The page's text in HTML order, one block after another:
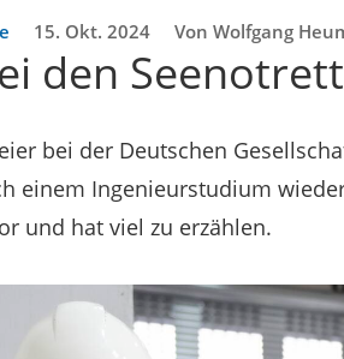
15. Okt. 2024 Von Wolfgang
den
bei der Deutschen
einem Ingenieurstudium
und hat viel zu erzählen.